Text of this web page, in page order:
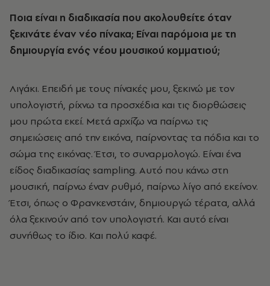
Ποια είναι η διαδικασία που ακολουθείτε όταν
ξεκινάτε έναν νέο πίνακα; Είναι παρόμοια με τη
δημιουργία ενός νέου μουσικού κομματιού;
Λιγάκι. Επειδή με τους πίνακές μου, ξεκινώ με τον
υπολογιστή, ρίχνω τα προσχέδια και τις διορθώσεις
μου πρώτα εκεί. Μετά αρχίζω να παίρνω τις
σημειώσεις από την εικόνα, παίρνοντας τα πόδια και το
σώμα της εικόνας. Έτσι, το συναρμολογώ. Είναι ένα
είδος διαδικασίας sampling. Αυτό που κάνω στη
μουσική, παίρνω έναν ρυθμό, παίρνω λίγο από εκείνον.
Έτσι, όπως ο Φρανκενστάιν, δημιουργώ τέρατα, αλλά
όλα ξεκινούν από τον υπολογιστή. Και αυτό είναι
συνήθως το ίδιο. Και πολύ καφέ.